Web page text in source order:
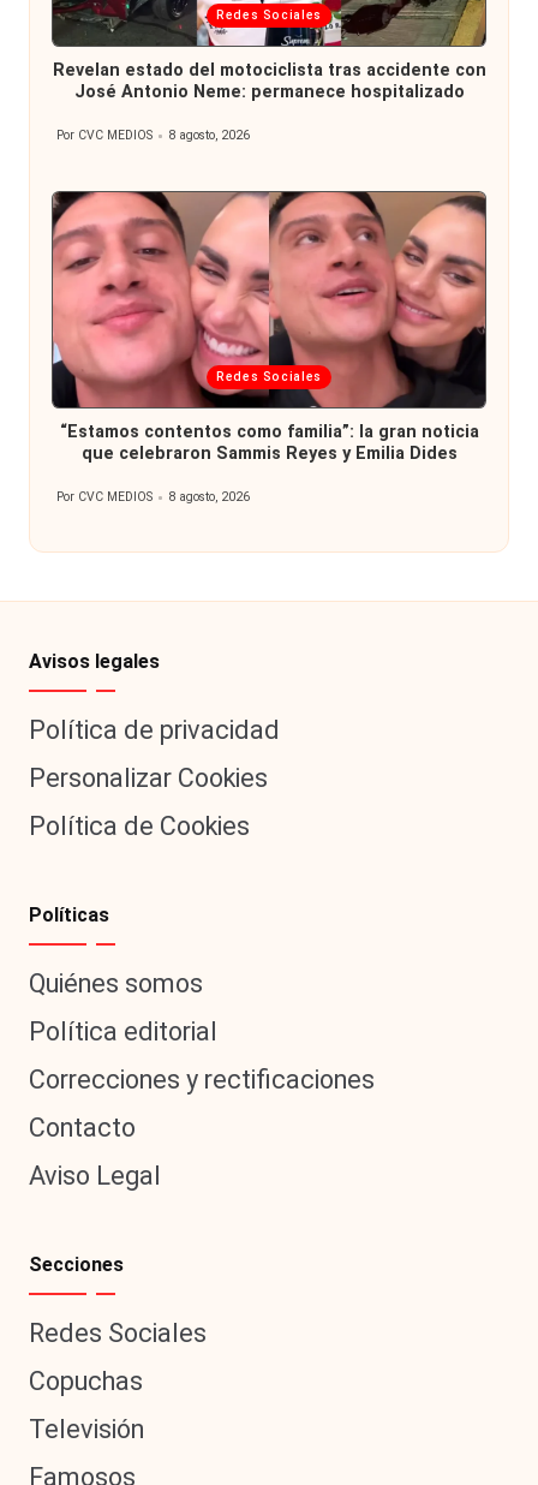
Publicada
en
Redes Sociales
Revelan estado del motociclista tras accidente con
José Antonio Neme: permanece hospitalizado
Por CVC MEDIOS 8 agosto, 2026
Publicada
en
Redes Sociales
“Estamos contentos como familia”: la gran noticia
que celebraron Sammis Reyes y Emilia Dides
Por CVC MEDIOS 8 agosto, 2026
Avisos legales
Política de privacidad
Personalizar Cookies
Política de Cookies
Políticas
Quiénes somos
Política editorial
Correcciones y rectificaciones
Contacto
Aviso Legal
Secciones
Redes Sociales
Copuchas
Televisión
Famosos